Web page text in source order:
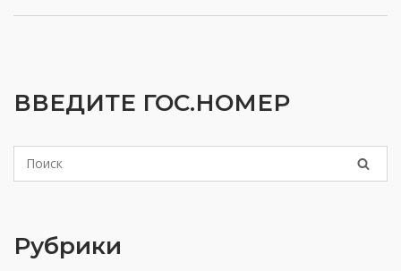
ВВЕДИТЕ ГОС.НОМЕР
Рубрики